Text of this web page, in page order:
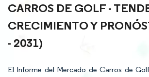
CARROS DE GOLF -
CRECIMIENTO Y
- 2031)
El Informe del Mercado de Carros de